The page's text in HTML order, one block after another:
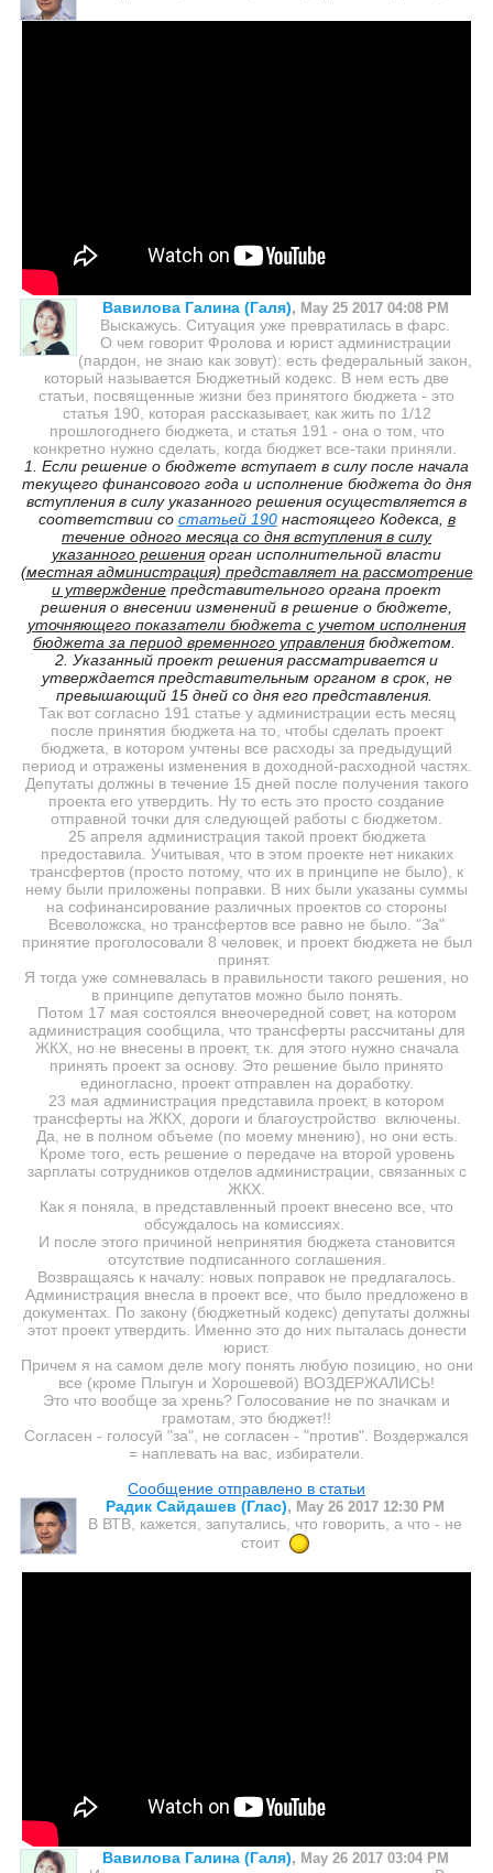
Вавилова Галина (Галя), May 25 2017 04:08 PM
Выскажусь. Ситуация уже превратилась в фарс.
О чем говорит Фролова и юрист администрации
(пардон, не знаю как зовут): есть федеральный закон,
который называется Бюджетный кодекс. В нем есть две
статьи, посвященные жизни без принятого бюджета - это
статья 190, которая рассказывает, как жить по 1/12
прошлогоднего бюджета, и статья 191 - она о том, что
конкретно нужно сделать, когда бюджет все-таки приняли.
1. Если решение о бюджете вступает в силу после начала
текущего финансового года и исполнение бюджета до дня
вступления в силу указанного решения осуществляется в
соответствии со статьей 190настоящего Кодекса, в
течение одного месяца со дня вступления в силу
указанного решения орган исполнительной власти
(местная администрация) представляет на рассмотрение
и утверждение представительного органа проект
решения о внесении изменений в решение о бюджете,
уточняющего показатели бюджета с учетом исполнения
бюджета за период временного управления бюджетом.
2. Указанный проект решения рассматривается и
утверждается представительным органом в срок, не
превышающий 15 дней со дня его представления.
Так вот согласно 191 статье у администрации есть месяц
после принятия бюджета на то, чтобы сделать проект
бюджета, в котором учтены все расходы за предыдущий
период и отражены изменения в доходной-расходной частях.
Депутаты должны в течение 15 дней после получения такого
проекта его утвердить. Ну то есть это просто создание
отправной точки для следующей работы с бюджетом.
25 апреля администрация такой проект бюджета
предоставила. Учитывая, что в этом проекте нет никаких
трансфертов (просто потому, что их в принципе не было), к
нему были приложены поправки. В них были указаны суммы
на софинансирование различных проектов со стороны
Всеволожска, но трансфертов все равно не было. "За"
принятие проголосовали 8 человек, и проект бюджета не был
принят.
Я тогда уже сомневалась в правильности такого решения, но
в принципе депутатов можно было понять.
Потом 17 мая состоялся внеочередной совет, на котором
администрация сообщила, что трансферты рассчитаны для
ЖКХ, но не внесены в проект, т.к. для этого нужно сначала
принять проект за основу. Это решение было принято
единогласно, проект отправлен на доработку.
23 мая администрация представила проект, в котором
трансферты на ЖКХ, дороги и благоустройство включены.
Да, не в полном объеме (по моему мнению), но они есть.
Кроме того, есть решение о передаче на второй уровень
зарплаты сотрудников отделов администрации, связанных с
ЖКХ.
Как я поняла, в представленный проект внесено все, что
обсуждалось на комиссиях.
И после этого причиной непринятия бюджета становится
отсутствие подписанного соглашения.
Возвращаясь к началу: новых поправок не предлагалось.
Администрация внесла в проект все, что было предложено в
документах. По закону (бюджетный кодекс) депутаты должны
этот проект утвердить. Именно это до них пыталась донести
юрист.
Причем я на самом деле могу понять любую позицию, но они
все (кроме Плыгун и Хорошевой) ВОЗДЕРЖАЛИСЬ!
Это что вообще за хрень? Голосование не по значкам и
грамотам, это бюджет!!
Согласен - голосуй "за", не согласен - "против". Воздержался
= наплевать на вас, избиратели.
Сообщение отправлено в статьи
Радик Сайдашев (Глас), May 26 2017 12:30 PM
В ВТВ, кажется, запутались, что говорить, а что - не
стоит
Вавилова Галина (Галя), May 26 2017 03:04 PM